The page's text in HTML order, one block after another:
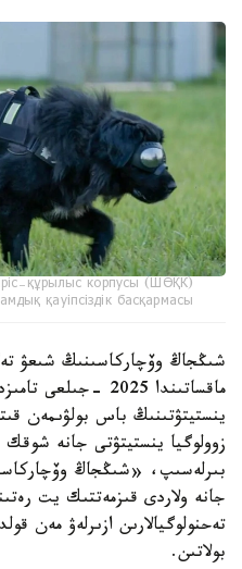
құрылыс корпусы (ШӨҚК)
қауіпсіздік басқармасы
شىڭجاڭ وۆچاركاسىنىڭ شىعۋ
ماقساتىندا 2025
ينستيتۋتىنىڭ باس بولۋىمەن
زوولوگيا ينستيتۋتى جانە شوقك
بىرلەسىپ، «شىڭجاڭ
جانە ولاردى قىزمەتتىك يت
تەحنولوگيالارىن ازىرلەۋ مەن
بولاتىن.